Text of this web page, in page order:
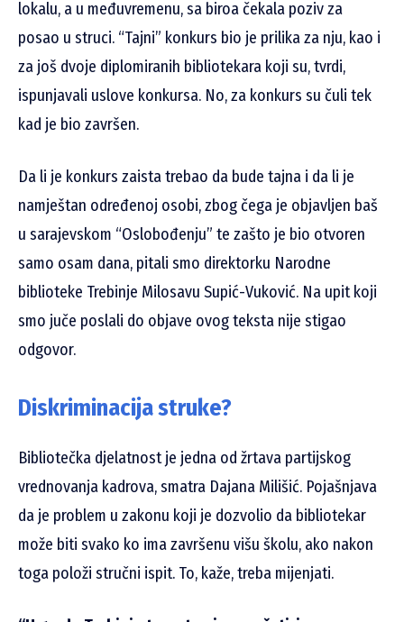
lokalu, a u međuvremenu, sa biroa čekala poziv za
posao u struci. “Tajni” konkurs bio je prilika za nju, kao i
za još dvoje diplomiranih bibliotekara koji su, tvrdi,
ispunjavali uslove konkursa. No, za konkurs su čuli tek
kad je bio završen.
Da li je konkurs zaista trebao da bude tajna i da li je
namještan određenoj osobi, zbog čega je objavljen baš
u sarajevskom “Oslobođenju” te zašto je bio otvoren
samo osam dana, pitali smo direktorku Narodne
biblioteke Trebinje Milosavu Supić-Vuković. Na upit koji
smo juče poslali do objave ovog teksta nije stigao
odgovor.
Diskriminacija struke?
Bibliotečka djelatnost je jedna od žrtava partijskog
vrednovanja kadrova, smatra Dajana Milišić. Pojašnjava
da je problem u zakonu koji je dozvolio da bibliotekar
može biti svako ko ima završenu višu školu, ako nakon
toga položi stručni ispit. To, kaže, treba mijenjati.